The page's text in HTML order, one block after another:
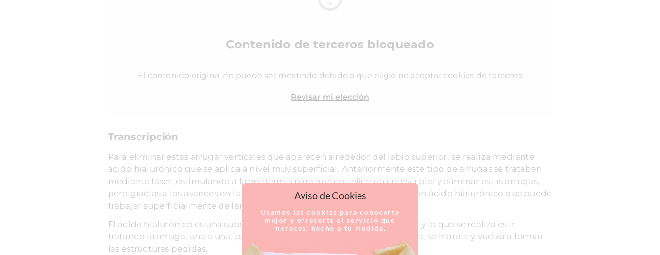
Contenido de terceros bloqueado
El contenido original no puede ser mostrado debido a que eligió no aceptar cookies de terceros
Revisar mi elección
Transcripción
Para eliminar estas arrugar verticales que aparecen alrededor del labio superior, se realiza mediante
ácido hialurónico que se aplica a nivel muy superficial. Anteriormente este tipo de arrugas se trataban
mediante láser, estimulando a la epidermis para que epitelice una nueva piel y eliminar estas arrugas,
pero gracias a los avances en la investigación en el campo se ha logrado un ácido hialurónico que puede
trabajar superficialmente de larga duración.
El ácido hialurónico es una substancia natural, que forma parte de la piel, y lo que se realiza es ir
tratando la arruga, una a una, para que la piel que ha perdido la estructura, se hidrate y vuelva a formar
las estructuras pedidas.
Aviso de Cookies
Usamos las cookies para conocerte
mejor y ofrecerte el servicio que
mereces, hecho a tu medida.